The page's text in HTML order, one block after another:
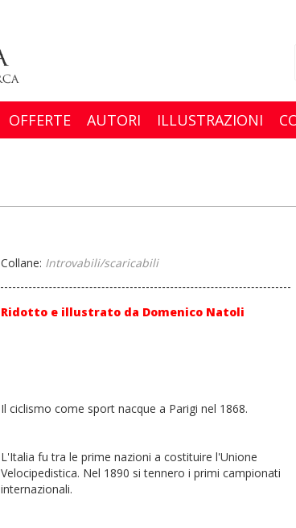
OFFERTE AUTORI ILLUSTRAZIONI
Collane: Introvabili/scaricabili
Ridotto e illustrato da Domenico Natoli
Il ciclismo come sport nacque a Parigi nel 1868.
L'Italia fu tra le prime nazioni a costituire l'Unione
Velocipedistica. Nel 1890 si tennero i primi campionati
internazionali.